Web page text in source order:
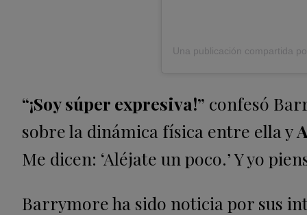
“¡Soy súper expresiva!” confesó
sobre la dinámica física entre ella y
Me dicen: ‘Aléjate un poco.’ Y yo
Barrymore ha sido noticia por sus